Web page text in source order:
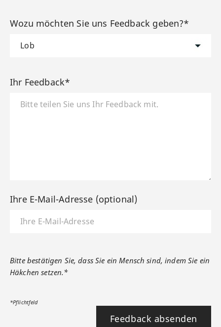
Wozu möchten Sie uns Feedback geben?*
Ihr Feedback*
Ihre E-Mail-Adresse (optional)
Bitte bestätigen Sie, dass Sie ein Mensch sind, indem Sie ein
Häkchen setzen.*
*Pflichtfeld
Feedback absenden